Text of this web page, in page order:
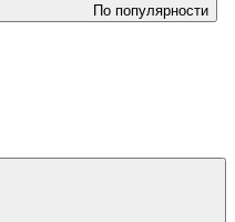
По популярности